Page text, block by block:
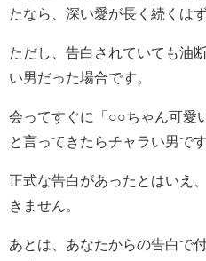
たなら、深い愛が長く続くはず
ただし、告白されていても油
い男だった場合です。
会ってすぐに「○○ちゃん可愛
と言ってきたらチャラい男です
正式な告白があったとはいえ
きません。
あとは、あなたからの告白で